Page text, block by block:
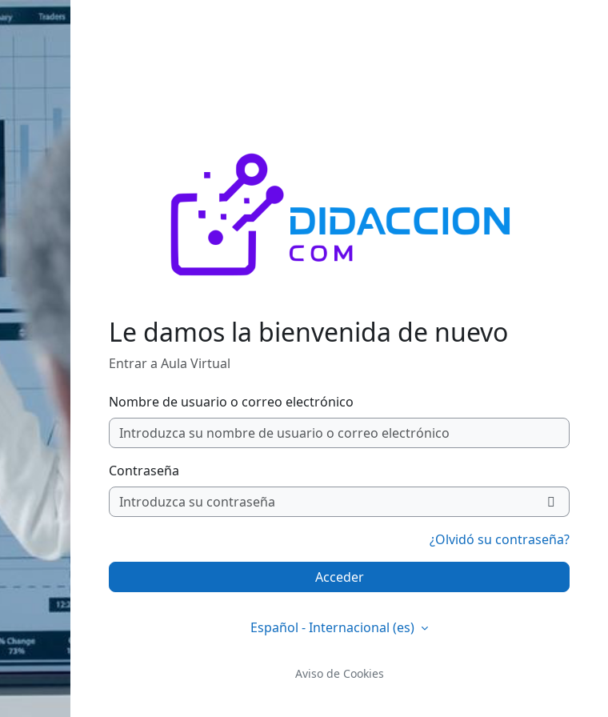
Le damos la bienvenida de nuevo
Entrar a Aula Virtual
Nombre de usuario o correo electrónico
Contraseña
¿Olvidó su contraseña?
Acceder
Español - Internacional ‎(es)‎
Aviso de Cookies